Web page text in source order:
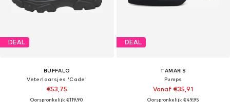
DEAL
BUFFALO
Veterlaarsjes 'Cade'
€53,75
Oorspronkelijk: €119,90
DEAL
TAMARIS
Pumps
Vanaf €35,91
Oorspronkelijk: €49,95